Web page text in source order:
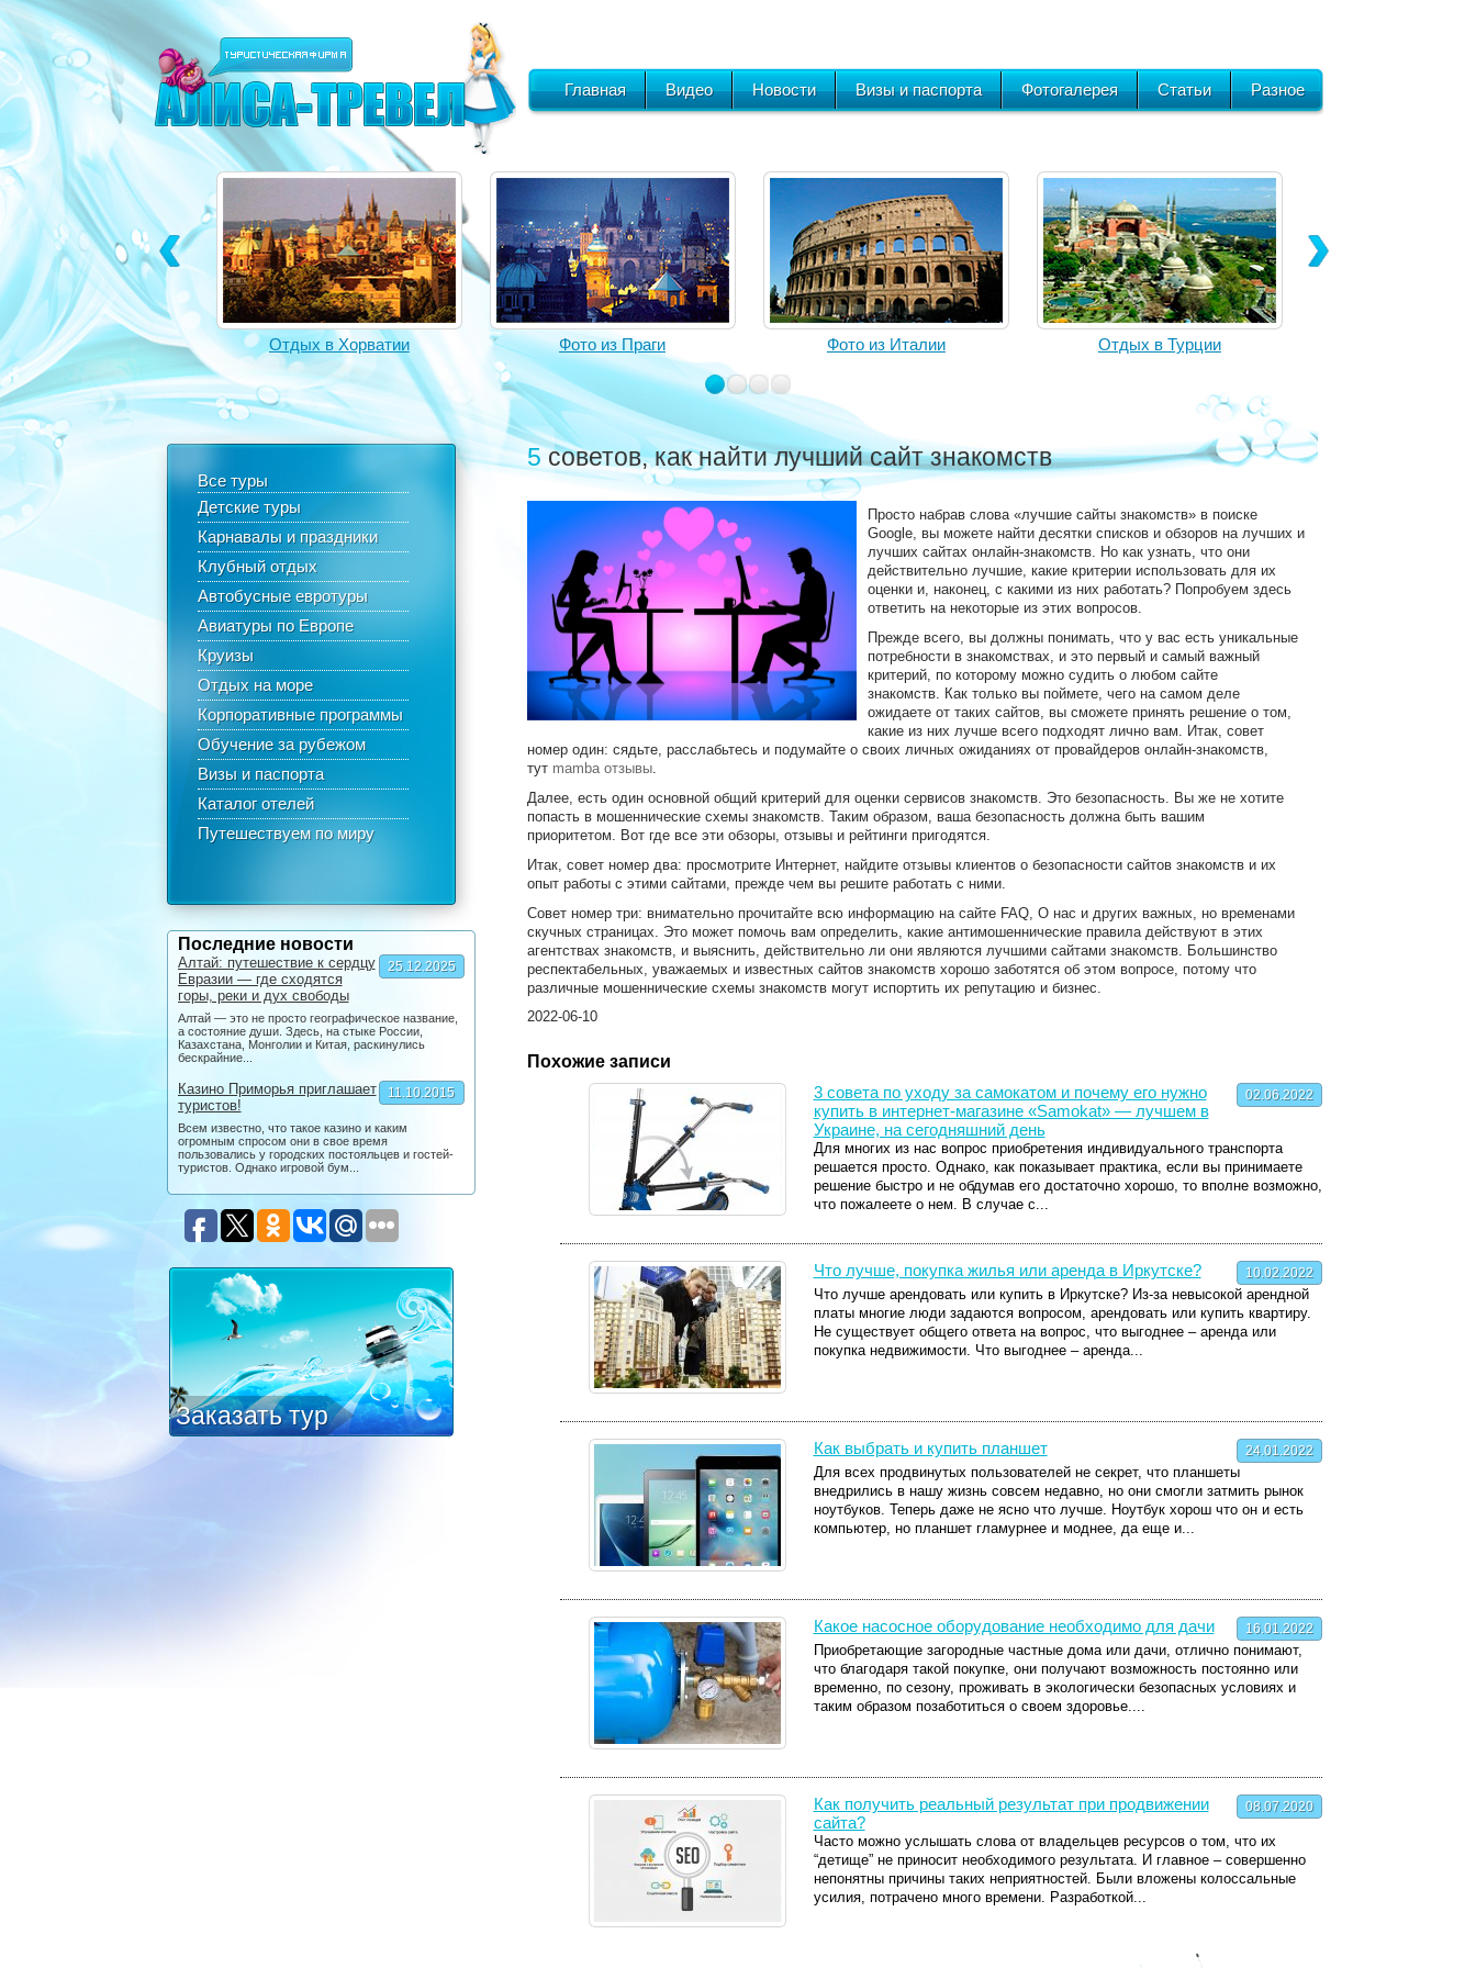
Главная Видео Новости Визы и паспорта Фотогалерея Статьи Разное
Отдых в Турции Отдых в Хорватии Фото из Праги Фото из Италии Отдых в Турции
Все туры
Детские туры
Карнавалы и праздники
Клубный отдых
Автобусные евротуры
Авиатуры по Европе
Круизы
Отдых на море
Корпоративные программы
Обучение за рубежом
Визы и паспорта
Каталог отелей
Путешествуем по миру
Последние новости
25.12.2025
Алтай: путешествие к сердцу
Евразии — где сходятся
горы, реки и дух свободы
Алтай — это не просто географическое название,
а состояние души. Здесь, на стыке России,
Казахстана, Монголии и Китая, раскинулись
бескрайние...
11.10.2015
Казино Приморья приглашает
туристов!
Всем известно, что такое казино и каким
огромным спросом они в свое время
пользовались у городских постояльцев и гостей-
туристов. Однако игровой бум...
Заказать тур
5 советов, как найти лучший сайт знакомств
Просто набрав слова «лучшие сайты знакомств» в поиске
Google, вы можете найти десятки списков и обзоров на лучших и
лучших сайтах онлайн-знакомств. Но как узнать, что они
действительно лучшие, какие критерии использовать для их
оценки и, наконец, с какими из них работать? Попробуем здесь
ответить на некоторые из этих вопросов.
Прежде всего, вы должны понимать, что у вас есть уникальные
потребности в знакомствах, и это первый и самый важный
критерий, по которому можно судить о любом сайте
знакомств. Как только вы поймете, чего на самом деле
ожидаете от таких сайтов, вы сможете принять решение о том,
какие из них лучше всего подходят лично вам. Итак, совет
номер один: сядьте, расслабьтесь и подумайте о своих личных ожиданиях от провайдеров онлайн-знакомств,
тут mamba отзывы.
Далее, есть один основной общий критерий для оценки сервисов знакомств. Это безопасность. Вы же не хотите
попасть в мошеннические схемы знакомств. Таким образом, ваша безопасность должна быть вашим
приоритетом. Вот где все эти обзоры, отзывы и рейтинги пригодятся.
Итак, совет номер два: просмотрите Интернет, найдите отзывы клиентов о безопасности сайтов знакомств и их
опыт работы с этими сайтами, прежде чем вы решите работать с ними.
Совет номер три: внимательно прочитайте всю информацию на сайте FAQ, О нас и других важных, но временами
скучных страницах. Это может помочь вам определить, какие антимошеннические правила действуют в этих
агентствах знакомств, и выяснить, действительно ли они являются лучшими сайтами знакомств. Большинство
респектабельных, уважаемых и известных сайтов знакомств хорошо заботятся об этом вопросе, потому что
различные мошеннические схемы знакомств могут испортить их репутацию и бизнес.
2022-06-10
Похожие записи
02.06.2022
3 совета по уходу за самокатом и почему его нужно
купить в интернет-магазине «Samokat» — лучшем в
Украине, на сегодняшний день
Для многих из нас вопрос приобретения индивидуального транспорта
решается просто. Однако, как показывает практика, если вы принимаете
решение быстро и не обдумав его достаточно хорошо, то вполне возможно,
что пожалеете о нем. В случае с...
10.02.2022
Что лучше, покупка жилья или аренда в Иркутске?
Что лучше арендовать или купить в Иркутске? Из-за невысокой арендной
платы многие люди задаются вопросом, арендовать или купить квартиру.
Не существует общего ответа на вопрос, что выгоднее – аренда или
покупка недвижимости. Что выгоднее – аренда...
24.01.2022
Как выбрать и купить планшет
Для всех продвинутых пользователей не секрет, что планшеты
внедрились в нашу жизнь совсем недавно, но они смогли затмить рынок
ноутбуков. Теперь даже не ясно что лучше. Ноутбук хорош что он и есть
компьютер, но планшет гламурнее и моднее, да еще и...
16.01.2022
Какое насосное оборудование необходимо для дачи
Приобретающие загородные частные дома или дачи, отлично понимают,
что благодаря такой покупке, они получают возможность постоянно или
временно, по сезону, проживать в экологически безопасных условиях и
таким образом позаботиться о своем здоровье....
08.07.2020
Как получить реальный результат при продвижении
сайта?
Часто можно услышать слова от владельцев ресурсов о том, что их
“детище” не приносит необходимого результата. И главное – совершенно
непонятны причины таких неприятностей. Были вложены колоссальные
усилия, потрачено много времени. Разработкой...